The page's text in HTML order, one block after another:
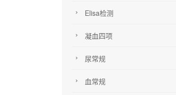
Elisa检测
凝血四项
尿常规
血常规